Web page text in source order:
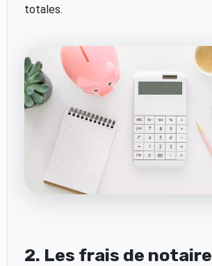
totales.
2. Les frais de notaire